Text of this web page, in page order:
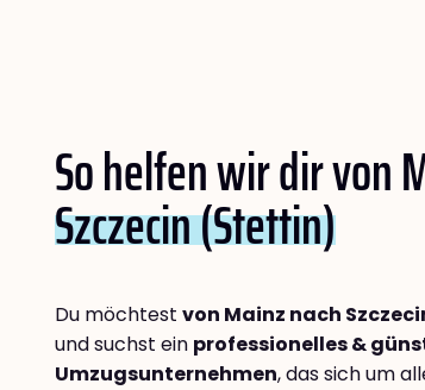
So helfen wir dir von
Szczecin (Stettin)
Du möchtest von Mainz nach
und suchst ein professionelles &
Umzugsunternehmen, das sich um